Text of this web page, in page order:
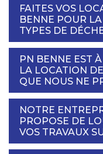
FAITES VOS
BENNE POUR
TYPES DE
PN BENNE EST
LA LOCATION
QUE NOUS NE
NOTRE
PROPOSE DE
VOS TRAVAUX